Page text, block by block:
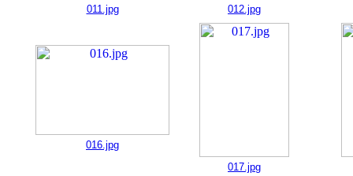
011.jpg 012.jpg
016.jpg
017.jpg